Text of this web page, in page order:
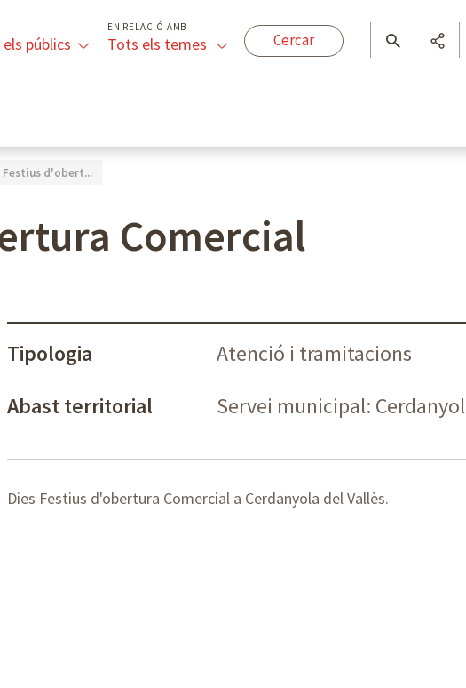
públics
EN RELACIÓ AMB
Tots els temes
Festius d'obert...
Comercial
Tipologia
Atenció i tramitacions
Abast territorial
Servei municipal:
Dies Festius d'obertura Comercial a Cerdanyola del Vallès.